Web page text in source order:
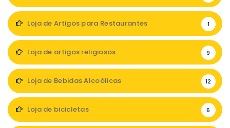
Loja de Artigos para Restaurantes 1
Loja de artigos religiosos 9
Loja de Bebidas Alcoólicas 12
Loja de bicicletas 6